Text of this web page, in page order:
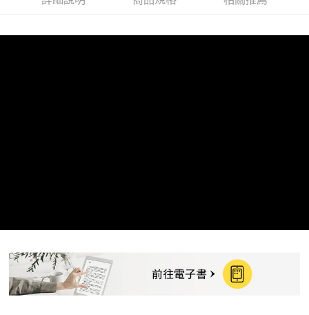
付款後7-11取貨